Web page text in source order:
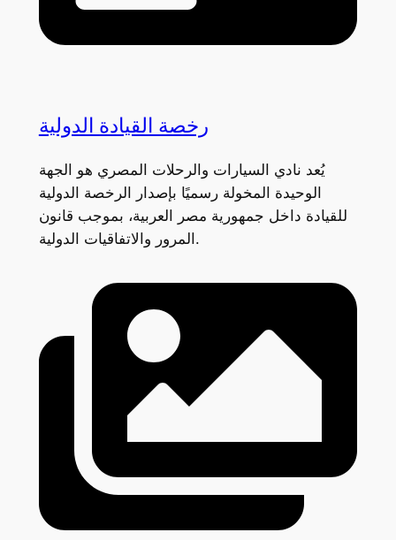
رخصة القيادة الدولية
يُعد نادي السيارات والرحلات المصري هو الجهة
الوحيدة المخولة رسميًا بإصدار الرخصة الدولية
للقيادة داخل جمهورية مصر العربية، بموجب قانون
المرور والاتفاقيات الدولية.